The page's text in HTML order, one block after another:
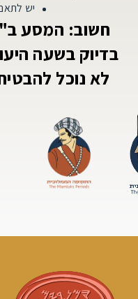
יש
חשוב: המסע
בדיוק בשעה
לא נוכל